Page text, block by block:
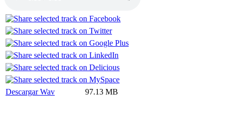
Descargar Wav 97.13 MB